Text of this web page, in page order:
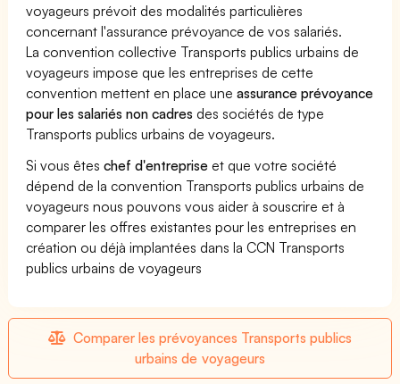
voyageurs prévoit des modalités particulières
concernant l'assurance prévoyance de vos salariés.
La convention collective Transports publics urbains de
voyageurs impose que les entreprises de cette
convention mettent en place uneassurance prévoyance
pour les salariés non cadres des sociétés de type
Transports publics urbains de voyageurs.
Si vous êteschef d'entreprise et que votre société
dépend de la convention Transports publics urbains de
voyageurs nous pouvons vous aider à souscrire et à
comparer les offres existantes pour les entreprises en
création ou déjà implantées dans la CCN Transports
publics urbains de voyageurs
Comparer les prévoyances Transports publics
urbains de voyageurs